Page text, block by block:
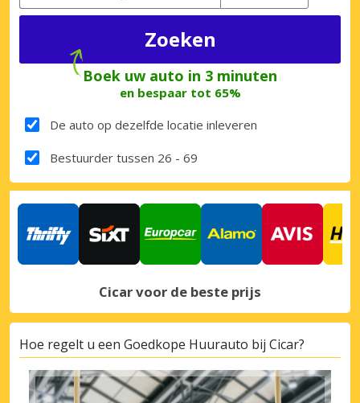
Boek uw auto in 3 minuten
en bespaar tot 65%
De auto op dezelfde locatie inleveren
Bestuurder tussen 26 - 69
Cicar voor de beste prijs
Hoe regelt u een Goedkope Huurauto bij Cicar?